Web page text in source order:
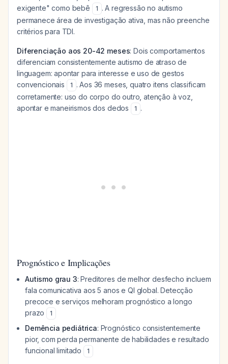
exigente" como bebê
1 . A regressão no autismo
permanece área de investigação ativa, mas não preenche
critérios para TDI.
Diferenciação aos 20-42 meses: Dois comportamentos
diferenciam consistentemente autismo de atraso de
linguagem: apontar para interesse e uso de gestos
convencionais
1 . Aos 36 meses, quatro itens classificam
corretamente: uso do corpo do outro, atenção à voz,
apontar e maneirismos dos dedos
1 .
Prognóstico e Implicações
Autismo grau 3: Preditores de melhor desfecho incluem
fala comunicativa aos 5 anos e QI global. Detecção
precoce e serviços melhoram prognóstico a longo
prazo
1
Demência pediátrica: Prognóstico consistentemente
pior, com perda permanente de habilidades e resultado
funcional limitado
1